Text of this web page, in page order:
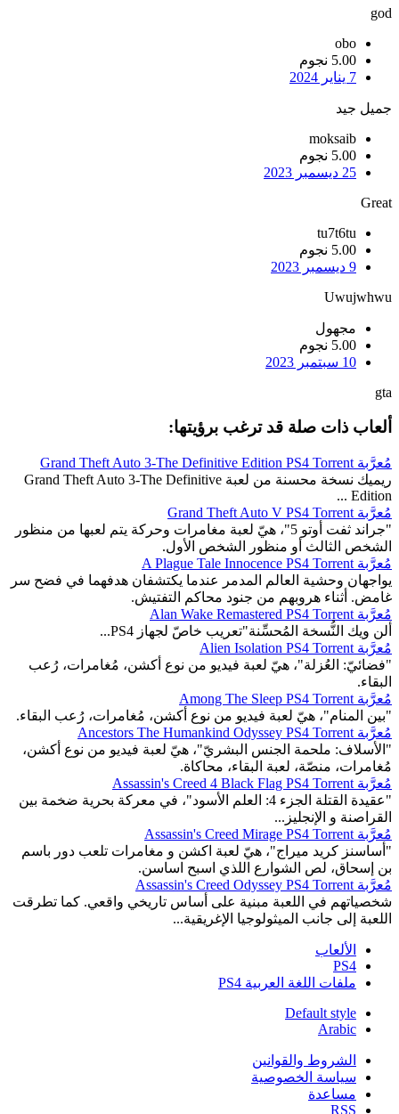
god
obo
5.00 نجوم
7 يناير 2024
جميل جيد
moksaib
5.00 نجوم
25 ديسمبر 2023
Great
tu7t6tu
5.00 نجوم
9 ديسمبر 2023
Uwujwhwu
مجهول
5.00 نجوم
10 سبتمبر 2023
gta
ألعاب ذات صلة قد ترغب برؤيتها:
مُعرَّبة Grand Theft Auto 3-The Definitive Edition PS4 Torrent
ريميك نسخة محسنة من لعبة Grand Theft Auto 3-The Definitive
Edition ...
مُعرَّبة Grand Theft Auto V PS4 Torrent
"جراند ثفت أوتو 5"، هيّ لعبة مغامرات وحركة يتم لعبها من منظور
الشخص الثالث أو منظور الشخص الأول.
مُعرَّبة A Plague Tale Innocence PS4 Torrent
يواجهان وحشية العالم المدمر عندما يكتشفان هدفهما في فضح سر
غامض. أثناء هروبهم من جنود محاكم التفتيش.
مُعرَّبة Alan Wake Remastered PS4 Torrent
ألن ويك النُّسخة المُحسِّنة"تعريب خاصّ لجهاز PS4...
مُعرَّبة Alien Isolation PS4 Torrent
"فضائيّ: العُزلة"، هيّ لعبة فيديو من نوع أكشن، مُغامرات، رُعب
البقاء.
مُعرَّبة Among The Sleep PS4 Torrent
"بين المنام"، هيّ لعبة فيديو من نوع أكشن، مُغامرات، رُعب البقاء.
مُعرَّبة Ancestors The Humankind Odyssey PS4 Torrent
"الأسلاف: ملحمة الجنس البشريّ"، هيّ لعبة فيديو من نوع أكشن،
مُغامرات، منصّة، لعبة البقاء، محاكاة.
مُعرَّبة Assassin's Creed 4 Black Flag PS4 Torrent
"عقيدة القتلة الجزء 4: العلم الأسود"، في معركة بحرية ضخمة بين
القراصنة و الإنجليز...
مُعرَّبة Assassin's Creed Mirage PS4 Torrent
"أساسنز كريد ميراج"، هيّ لعبة اكشن و مغامرات تلعب دور باسم
بن إسحاق، لص الشوارع اللذي اسبح اساسن.
مُعرَّبة Assassin's Creed Odyssey PS4 Torrent
شخصياتهم في اللعبة مبنية على أساس تاريخي واقعي. كما تطرقت
اللعبة إلى جانب الميثولوجيا الإغريقية...
الألعاب
PS4
ملفات اللغة العربية PS4
Default style
Arabic
الشروط والقوانين
سياسة الخصوصية
مساعدة
RSS